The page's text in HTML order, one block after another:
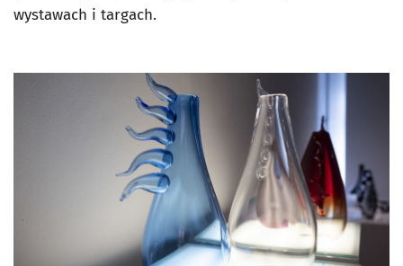
wystawach i targach.